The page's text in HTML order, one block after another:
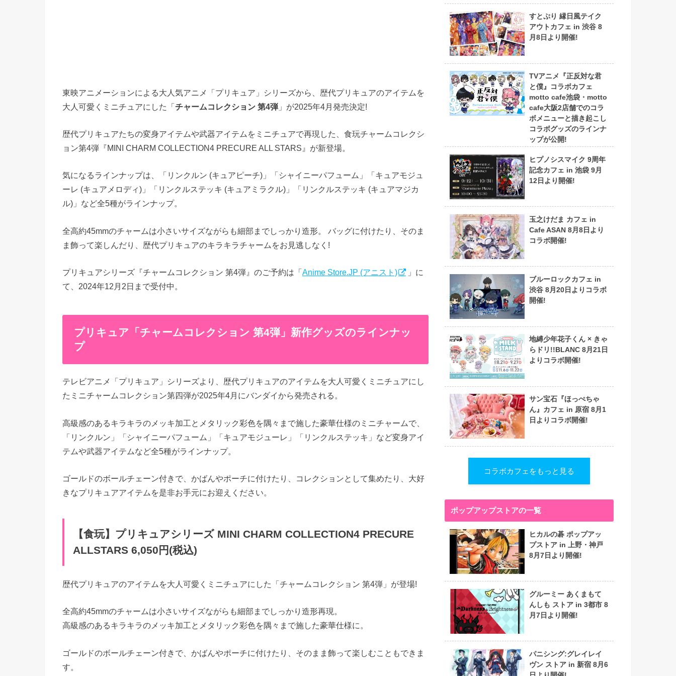
東映アニメーションによる大人気アニメ「プリキュア」シリーズから、歴代プリキュアのアイテムを
大人可愛くミニチュアにした「チャームコレクション 第4弾 」が2025年4月発売決定!
歴代プリキュアたちの変身アイテムや武器アイテムをミニチュアで再現した、食玩チャームコレクシ
ョン第4弾『MINI CHARM COLLECTION4 PRECURE ALL STARS』が新登場。
気になるラインナップは、「リンクルン (キュアピーチ)」「シャイニーパフューム」「キュアモジュ
ーレ (キュアメロディ)」「リンクルステッキ (キュアミラクル)」「リンクルステッキ (キュアマジカ
ル)」など全5種がラインナップ。
全高約45mmのチャームは小さいサイズながらも細部までしっかり造形。 バッグに付けたり、そのま
ま飾って楽しんだり、歴代プリキュアのキラキラチャームをお見逃しなく!
プリキュアシリーズ『チャームコレクション 第4弾』のご予約は「Anime Store.JP (アニスト)
」に
て、2024年12月2日まで受付中。
プリキュア「チャームコレクション 第4弾」新作グッズのラインナッ
プ
テレビアニメ「プリキュア」シリーズより、歴代プリキュアのアイテムを大人可愛くミニチュアにし
たミニチャームコレクション第四弾が2025年4月にバンダイから発売される。
高級感のあるキラキラのメッキ加工とメタリック彩色を隅々まで施した豪華仕様のミニチャームで、
「リンクルン」「シャイニーパフューム」「キュアモジューレ」「リンクルステッキ」など変身アイ
テムや武器アイテムなど全5種がラインナップ。
ゴールドのボールチェーン付きで、かばんやポーチに付けたり、コレクションとして集めたり、大好
きなプリキュアアイテムを是非お手元にお迎えください。
【食玩】プリキュアシリーズ MINI CHARM COLLECTION4 PRECURE
ALLSTARS 6,050円(税込)
歴代プリキュアのアイテムを大人可愛くミニチュアにした「チャームコレクション 第4弾」が登場!
全高約45mmのチャームは小さいサイズながらも細部までしっかり造形再現。
高級感のあるキラキラのメッキ加工とメタリック彩色を隅々まで施した豪華仕様に。
ゴールドのボールチェーン付きで、かばんやポーチに付けたり、そのまま飾って楽しむこともできま
す。
すとぷり 縁日風テイク
アウトカフェ in 渋谷 8
月8日より開催!
TVアニメ『正反対な君
と僕』コラボカフェ
motto cafe池袋・motto
cafe大阪2店舗でのコラ
ボメニューと描き起こし
コラボグッズのラインナ
ップが公開!
ヒプノシスマイク 9周年
記念カフェ in 池袋 9月
12日より開催!
玉之けだま カフェ in
Cafe ASAN 8月8日より
コラボ開催!
ブルーロックカフェ in
渋谷 8月20日よりコラボ
開催!
地縛少年花子くん × きゃ
らドリ!!BLANC 8月21日
よりコラボ開催!
サン宝石『ほっぺちゃ
ん』カフェ in 原宿 8月1
日よりコラボ開催!
コラボカフェをもっと見る
ポップアップストアの一覧
ヒカルの碁 ポップアッ
プストア in 上野・神戸
8月7日より開催!
グルーミー あくまもて
んしも ストア in 3都市 8
月7日より開催!
パニシング:グレイレイ
ヴン ストア in 新宿 8月6